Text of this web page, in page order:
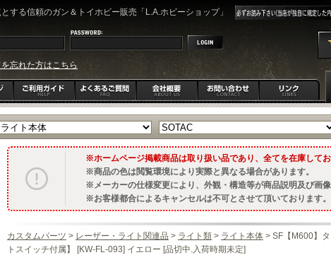
する信頼のガン＆トイホビー販売「L.A.ホビーショップ」
忘れた方はこちら
ホームページ掲載商品は取り扱い品であり、全てを在庫してお
商品の色は閲覧環境により実際と異なる場合があります。
メーカーの仕様変更により、外観・構造等が商品説明及び画
お客様都合によるキャンセルは不可とさせて頂いております。
カスタムパーツ > レーザー・ライト関連品 > ライト類 > ライト本体 > SF【M600】
トスイッチ付属】 [KW-FL-093] イエロー [品切中.入荷時期未定]